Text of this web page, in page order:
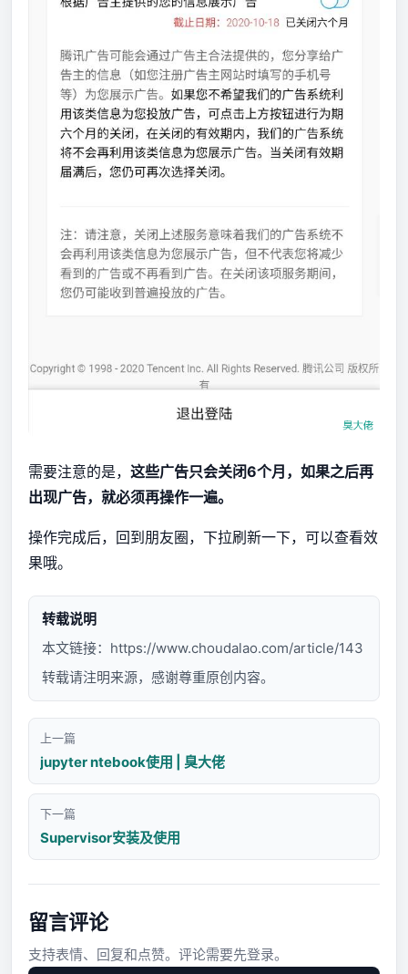
需要注意的是， 这些广告只会关闭6个月，如果之后再
出现广告，就必须再操作一遍。
操作完成后，回到朋友圈，下拉刷新一下，可以查看效
果哦。
转载说明
本文链接： https://www.choudalao.com/article/143
转载请注明来源，感谢尊重原创内容。
上一篇
jupyter ntebook使用 | 臭大佬
下一篇
Supervisor安装及使用
留言评论
支持表情、回复和点赞。评论需要先登录。